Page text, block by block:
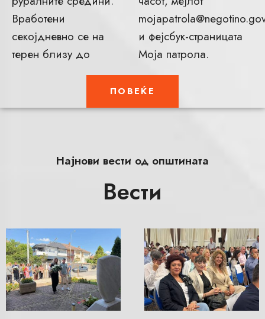
Вработени
секојдневно се на
терен близу до
и фејсбук-страницата
Моја патрола.
ПОВЕЌЕ
Најнови вести од општината
Вести